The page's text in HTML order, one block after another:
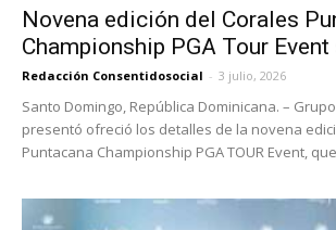
Novena edición del Corales
Championship PGA Tour Event
Redacción Consentidosocial - 3 julio, 2026
Santo Domingo, República Dominicana. –
presentó ofreció los detalles de la novena
Puntacana Championship PGA TOUR Event,